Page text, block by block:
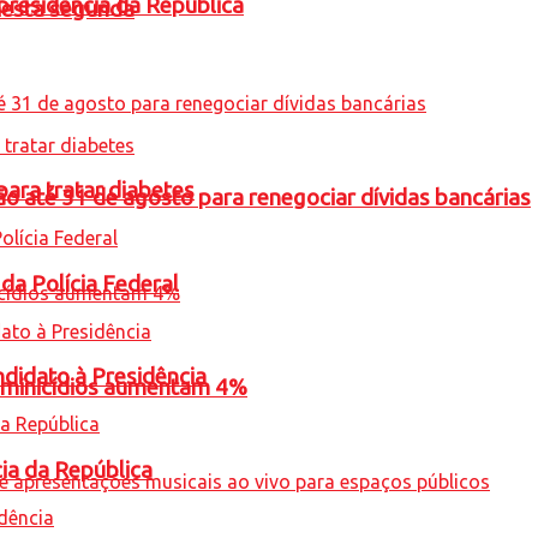
segunda
até 31 de agosto para renegociar dívidas bancárias
aumentam 4%
tratar diabetes
Polícia Federal
à Presidência
da República